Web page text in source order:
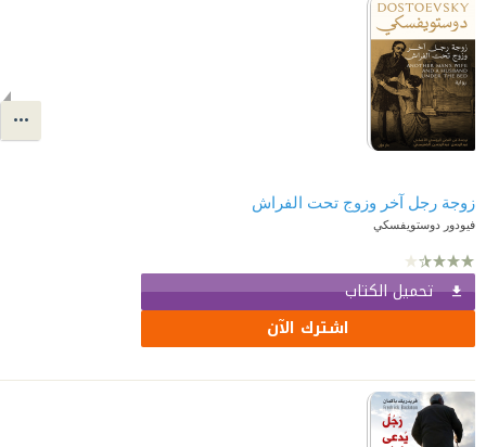
زوجة رجل آخر وزوج تحت الفراش
فيودور دوستويفسكي
تحميل الكتاب
اشترك الآن